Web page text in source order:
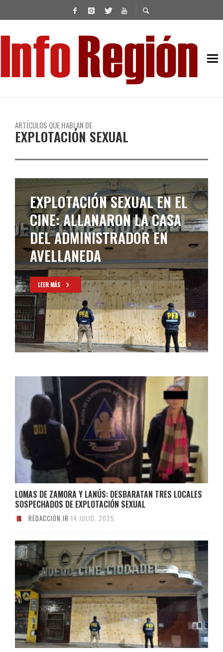
ARTÍCULOS QUE HABLAN DE
EXPLOTACIÓN SEXUAL
EXPLOTACIÓN SEXUAL EN EL
CINE: ALLANARON LA CASA
DEL ADMINISTRADOR EN
AVELLANEDA
LEER MÁS
LOMAS DE ZAMORA Y LANÚS: DESBARATAN TRES LOCALES
SOSPECHADOS DE EXPLOTACIÓN SEXUAL
REDACCIÓN IR 14 JULIO, 2025